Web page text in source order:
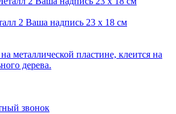
2 Ваша надпись 23 х 18 см
металлической пластине, клеится на
дерева.
звонок